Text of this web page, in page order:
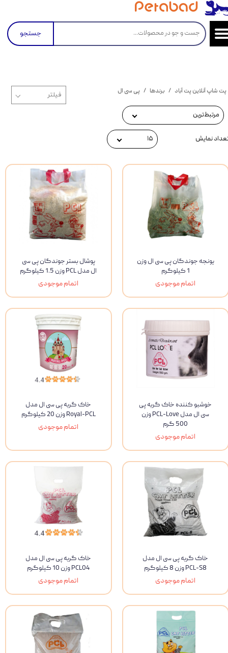
جستجو
پت شاپ آنلاین پت آباد برندها پی سی ال
مرتبط‌ترین
نمایش ۱۵
یونجه جوندگان پی سی ال وزن
1 کیلوگرم
اتمام موجودی
پوشال بستر جوندگان پی سی
ال مدل PCL وزن 1.5 کیلوگرم
اتمام موجودی
خوشبو کننده خاک گربه پی
سی ال مدل PCL-Love وزن
500 گرم
اتمام موجودی
خاک گربه پی سی ال مدل
Royal-PCL وزن 20 کیلوگرم
اتمام موجودی
خاک گربه پی سی ال مدل
PCL-S8 وزن 8 کیلوگرم
اتمام موجودی
خاک گربه پی سی ال مدل
PCL04 وزن 10 کیلوگرم
اتمام موجودی